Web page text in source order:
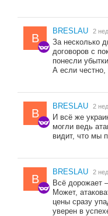
B
BRESLAU 2
За несколько
договоров с
понесли
А если честно,
B
BRESLAU 2
И всё же
могли ведь
видит, что мы
B
BRESLAU 2
Всё дорожает
Может,
цены сразу
уверен в